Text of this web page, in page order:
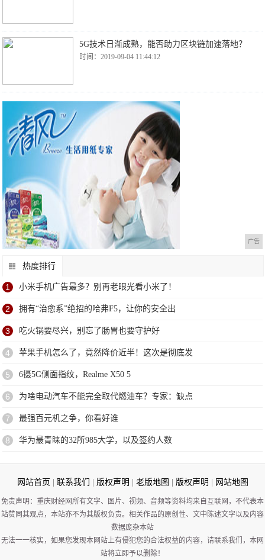
5G技术日渐成熟，能否助力区块链加速落地？
时间：2019-09-04 11:44:12
广告
热度排行
1 小米手机广告最多？别再老眼光看小米了！
2 拥有“治愈系”绝招的哈弗F5，让你的安全出
3 吃火锅要尽兴，别忘了肠胃也要守护好
4 苹果手机怎么了，竟然降价近半！这次是彻底发
5 6摄5G侧面指纹，Realme X50 5
6 为啥电动汽车不能完全取代燃油车？专家：缺点
7 最强百元机之争，你看好谁
8 华为最青睐的32所985大学，以及签约人数
网站首页 联系我们 版权声明 老版地图 版权声明 网站地图
免责声明：重庆财经网所有文字、图片、视频、音频等资料均来自互联网，不代表本
站赞同其观点，本站亦不为其版权负责。相关作品的原创性、文中陈述文字以及内容
数据庞杂本站
无法一一核实，如果您发现本网站上有侵犯您的合法权益的内容，请联系我们，本网
站将立即予以删除！